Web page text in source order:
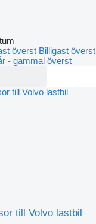
överst Billigast överst
- gammal överst
till Volvo lastbil